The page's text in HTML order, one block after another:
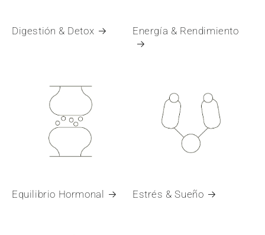
Digestión & Detox Energía & Rendimiento
Equilibrio Hormonal Estrés & Sueño